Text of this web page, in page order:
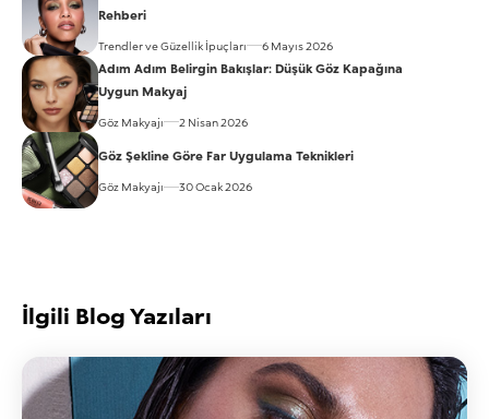
Rehberi
Trendler ve Güzellik İpuçları 6 Mayıs 2026
Adım Adım Belirgin Bakışlar: Düşük Göz Kapağına
Uygun Makyaj
Göz Makyajı 2 Nisan 2026
Göz Şekline Göre Far Uygulama Teknikleri
Göz Makyajı 30 Ocak 2026
İlgili Blog Yazıları